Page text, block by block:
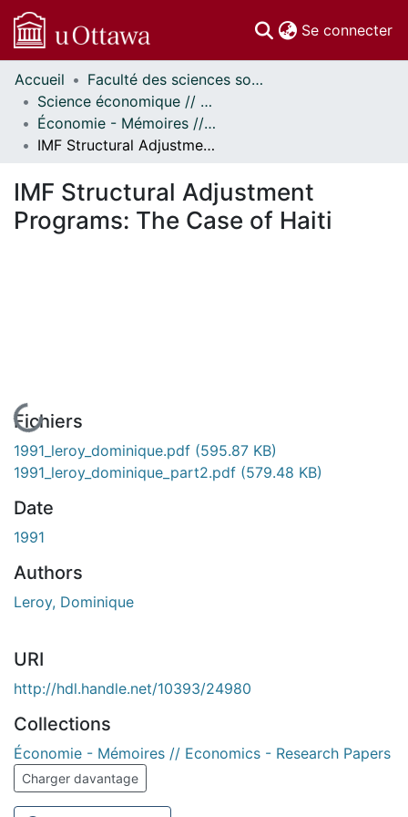
Se connecter
Communautés
et collections
Parcourir
Statistiques
À propos
Accueil
Faculté des sciences sociales // Faculty of Social Sciences
Science économique // Economics
Économie - Mémoires // Economics - Research Papers
IMF Structural Adjustment Programs: The Case of Haiti
IMF Structural Adjustment
Programs: The Case of Haiti
En cours de chargement...
Fichiers
1991_leroy_dominique.pdf (595.87 KB)
1991_leroy_dominique_part2.pdf (579.48 KB)
Date
1991
Authors
Leroy, Dominique
URI
http://hdl.handle.net/10393/24980
Collections
Économie - Mémoires // Economics - Research Papers
Charger davantage